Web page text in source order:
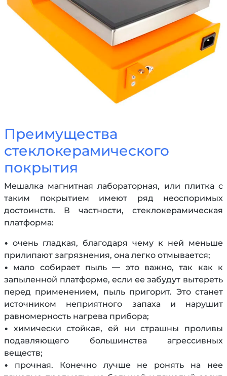
Преимущества
стеклокерамического
покрытия
Мешалка магнитная лабораторная, или плитка с
таким покрытием имеют ряд неоспоримых
достоинств. В частности, стеклокерамическая
платформа:
• очень гладкая, благодаря чему к ней меньше
прилипают загрязнения, она легко отмывается;
• мало собирает пыль — это важно, так как к
запыленной платформе, если ее забудут вытереть
перед применением, пыль пригорит. Это станет
источником неприятного запаха и нарушит
равномерность нагрева прибора;
• химически стойкая, ей ни страшны проливы
подавляющего большинства агрессивных
веществ;
• прочная. Конечно лучше не ронять на нее